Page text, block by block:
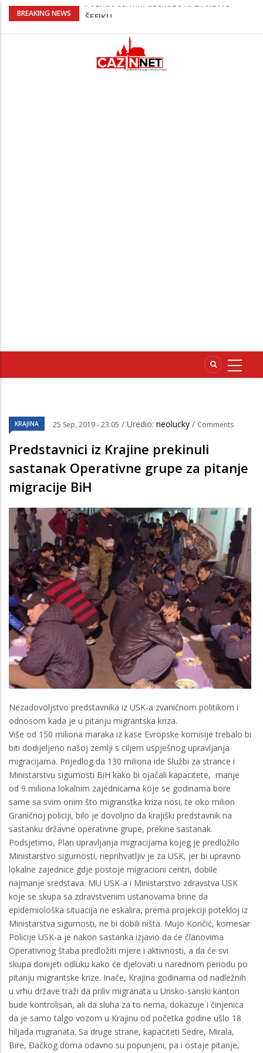
BREAKING NEWS
Na Ahiret preselila SAMARDŽIĆ (rođ.
Bingo Group i ove godine otvara vrata
VIP događaja građanima
Sarajevo ipak u Mostaru igra
KRAJINA 25 Sep, 2019 - 23:05 / Uredio: neolucky / Comments
Predstavnici iz Krajine prekinuli
sastanak Operativne grupe za pitanje
migracije BiH
Nezadovoljstvo predstavnika iz USK-a zvaničnom politikom i
odnosom kada je u pitanju migrantska kriza.
Više od 150 miliona maraka iz kase Evropske komisije trebalo bi
biti dodijeljeno našoj zemlji s ciljem uspješnog upravljanja
migracijama. Prijedlog da 130 miliona ide Službi za strance i
Ministarstvu sigurnosti BiH kako bi ojačali kapacitete, manje
od 9 miliona lokalnim zajednicama koje se godinama bore
same sa svim onim što migranstka kriza nosi, te oko milion
Graničnoj policiji, bilo je dovoljno da krajiški predstavnik na
sastanku državne operativne grupe, prekine sastanak.
Podsjetimo, Plan upravljanja migracijama kojeg je predložilo
Ministarstvo sigurnosti, neprihvatljiv je za USK, jer bi upravno
lokalne zajednice gdje postoje migracioni centri, dobile
najmanje sredstava. MU USK-a i Ministarstvo zdravstva USK
koje se skupa sa zdravstvenim ustanovama brine da
epidemiološka situacija ne eskalira, prema projekciji potekloj iz
Ministarstva sigurnosti, ne bi dobili ništa. Mujo Koričić, komesar
Policije USK-a je nakon sastanka izjavio da će članovima
Operativnog štaba predložiti mjere i aktivnosti, a da će svi
skupa donijeti odluku kako će djelovati u narednom periodu po
pitanju migrantske krize. Inače, Krajina godinama od nadležnih
u vrhu države traži da priliv migranata u Unsko-sanski kanton
bude kontrolisan, ali da sluha za to nema, dokazuje i činjenica
da je samo talgo vozom u Krajinu od početka godine ušlo 18
hiljada migranata. Sa druge strane, kapaciteti Sedre, Mirala,
Bire, Đačkog doma odavno su popunjeni, pa i ostaje pitanje,